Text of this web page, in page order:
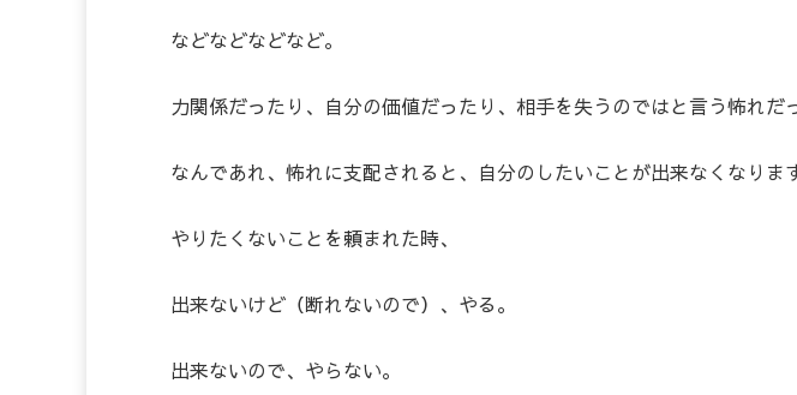
などなどなどなど。
力関係だったり、自分の価値だったり、相手を失うのではと言う怖れだ
なんであれ、怖れに支配されると、自分のしたいことが出来なくなりま
やりたくないことを頼まれた時、
出来ないけど（断れないので）、やる。
出来ないので、やらない。